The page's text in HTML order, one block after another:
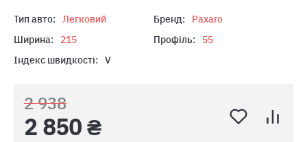
Тип авто: Легковий Бренд:
Paxaro
Ширина:
215 Профіль:
55
Індекс швидкості:
V
2 938
2 850 ₴